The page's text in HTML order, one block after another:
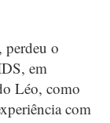
perdeu o
em
Léo, como
com